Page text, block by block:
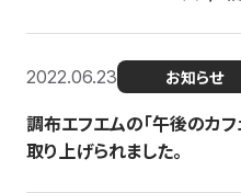
2022.06.23 お知らせ
調布エフエムの「午後のカ
取り上げられました。